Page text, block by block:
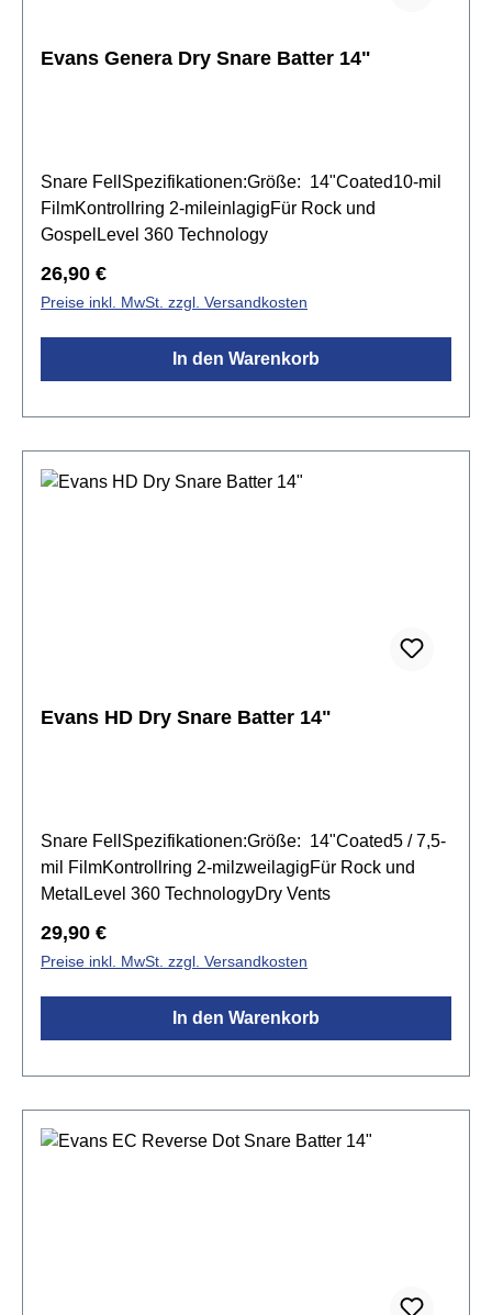
Evans Genera Dry Snare Batter 14"
Snare FellSpezifikationen:Größe: 14"Coated10-mil
FilmKontrollring 2-mileinlagigFür Rock und
GospelLevel 360 Technology
Regulärer Preis:
26,90 €
Preise inkl. MwSt. zzgl. Versandkosten
In den Warenkorb
Evans HD Dry Snare Batter 14"
Snare FellSpezifikationen:Größe: 14"Coated5 / 7,5-
mil FilmKontrollring 2-milzweilagigFür Rock und
MetalLevel 360 TechnologyDry Vents
Regulärer Preis:
29,90 €
Preise inkl. MwSt. zzgl. Versandkosten
In den Warenkorb